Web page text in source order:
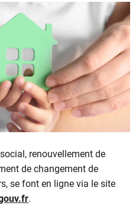
renouvellement de
de changement de
se font en ligne via le site
.